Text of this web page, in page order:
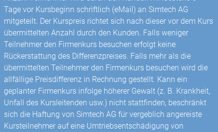
Tage vor Kursbeginn schriftlich (eMail) an Simtech AG
mitgeteilt. Der Kurspreis richtet sich nach dieser vor dem Kurs
übermittelten Anzahl durch den Kunden. Falls weniger
Teilnehmer den Firmenkurs besuchen erfolgt keine
Rückerstattung des Differenzpreises. Falls mehr als die
übermittelten Teilnehmer den Firmenkurs besuchen wird die
allfällige Preisdifferenz in Rechnung gestellt. Kann ein
geplanter Firmenkurs infolge höherer Gewalt (z. B. Krankheit,
Unfall des Kursleitenden usw.) nicht stattfinden, beschränkt
sich die Haftung von Simtech AG für vergeblich angereiste
Kursteilnehmer auf eine Umtriebsentschädigung von